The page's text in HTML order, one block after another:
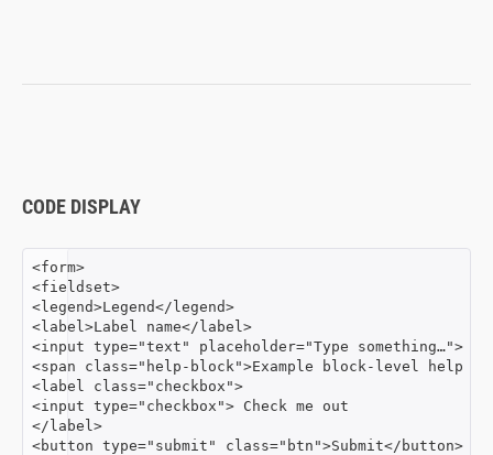
CODE DISPLAY
<form>
<fieldset>
<legend>Legend</legend>
<label>Label name</label>
<input type="text" placeholder="Type something…">
<span class="help-block">Example block-level help
<label class="checkbox">
<input type="checkbox"> Check me out
</label>
<button type="submit" class="btn">Submit</button>